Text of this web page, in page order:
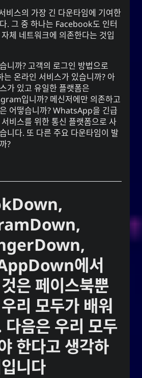
비스의 가장 긴 다운타임에 기여한
. 그 중 하나는 Facebook도 인터
체 네트워크에 의존한다는 것입
니까? 고객의 로그인 방법으로
온라인 서비스가 있습니까? 아
가 있고 유일한 플랫폼은
입니까? 메신저에만 의존하고
어떻습니까? WhatsApp을 긴급
비스를 위한 통신 플랫폼으로 사
니다. 또 다른 주요 다운타임이 발
?
에서
은 페이스북뿐
리 모두가 배워
다음은 우리 모두
한다고 생각하
니다
한자
紀
, 질서를 제공하는 것
을 의미합니다. 한글과 동등한 것인
하고, 동명사나 부정명사를 만드는
주의사항 : 네이버 파파고 신경번역
「유」
Yoo (한국 성)
;
3.0
Unported License
↩︎
One Way Faith
techmagus
Love and Relationships
책갈피
YourOnly.One Linklist
Linklists Are Back
Semantic Web for Hugo